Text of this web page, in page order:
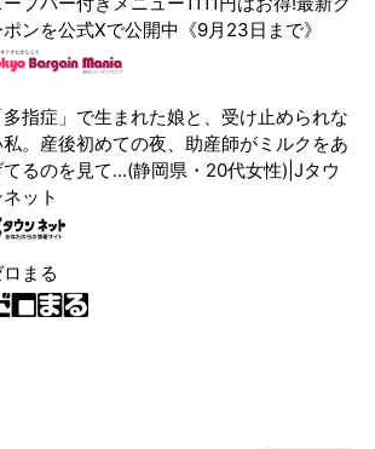
ポンを公式Xで公開中《9月23日まで》
多指症」で生まれた娘と、受け止められな
私。産後初めての夜、助産師がミルクをあ
てるのを見て...(静岡県・20代女性)|Jタウ
ネット
ロまる